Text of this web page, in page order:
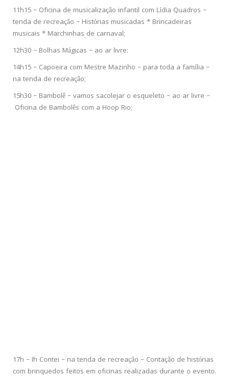
11h15 – Oficina de musicalização infantil com Lídia Quadros –
tenda de recreação – Histórias musicadas * Brincadeiras
musicais * Marchinhas de carnaval;
12h30 – Bolhas Mágicas – ao ar livre:
14h15 – Capoeira com Mestre Mazinho – para toda a família –
na tenda de recreação;
15h30 – Bambolê – vamos sacolejar o esqueleto – ao ar livre –
Oficina de Bambolês com a Hoop Rio;
17h – Ih Contei – na tenda de recreação – Contação de histórias
com brinquedos feitos em oficinas realizadas durante o evento.